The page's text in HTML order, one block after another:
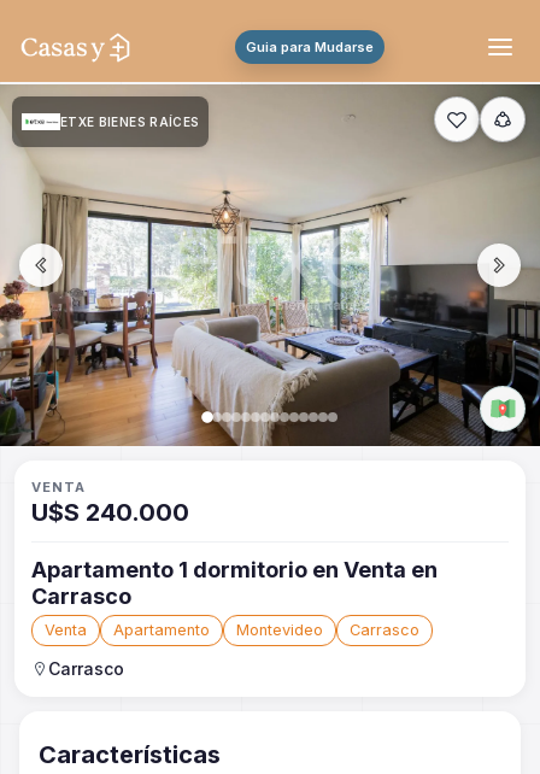
Guia para Mudarse
ETXE BIENES RAÍCES
VENTA
U$S 240.000
Apartamento 1 dormitorio en Venta en
Carrasco
Venta Apartamento Montevideo Carrasco
Carrasco
Características